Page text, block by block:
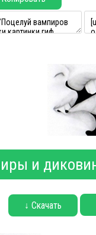
и
↓ Скачать